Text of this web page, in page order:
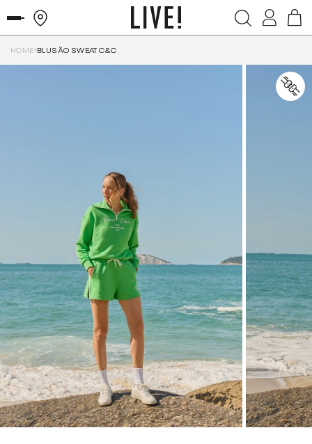
HOME BLUSÃO SWEAT C&C